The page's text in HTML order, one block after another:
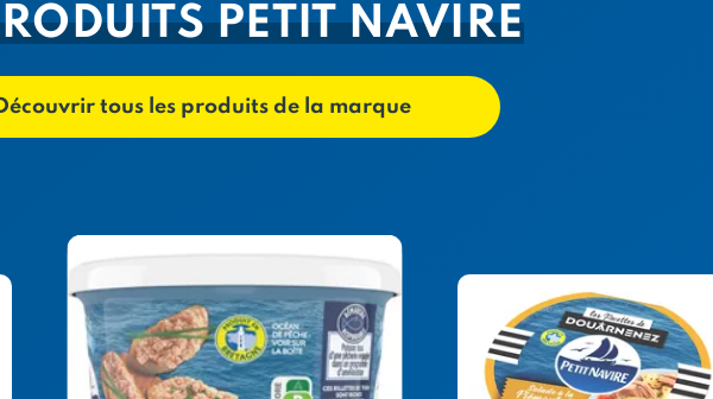
PETIT NAVIRE
tous les produits de la marque